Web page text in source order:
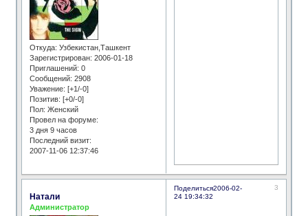
Откуда: Узбекистан,Ташкент
Зарегистрирован: 2006-01-18
Приглашений: 0
Сообщений: 2908
Уважение: [+1/-0]
Позитив: [+0/-0]
Пол: Женский
Провел на форуме:
3 дня 9 часов
Последний визит:
2007-11-06 12:37:46
Поделиться 3
2006-02-
24 19:34:32
Натали
Администратор